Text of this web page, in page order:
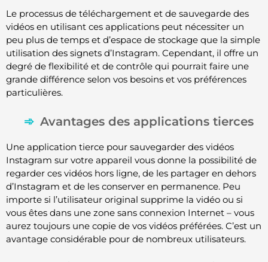
Le processus de téléchargement et de sauvegarde des
vidéos en utilisant ces applications peut nécessiter un
peu plus de temps et d’espace de stockage que la simple
utilisation des signets d’Instagram. Cependant, il offre un
degré de flexibilité et de contrôle qui pourrait faire une
grande différence selon vos besoins et vos préférences
particulières.
Avantages des applications tierces
Une application tierce pour sauvegarder des vidéos
Instagram sur votre appareil vous donne la possibilité de
regarder ces vidéos hors ligne, de les partager en dehors
d’Instagram et de les conserver en permanence. Peu
importe si l’utilisateur original supprime la vidéo ou si
vous êtes dans une zone sans connexion Internet – vous
aurez toujours une copie de vos vidéos préférées. C’est un
avantage considérable pour de nombreux utilisateurs.